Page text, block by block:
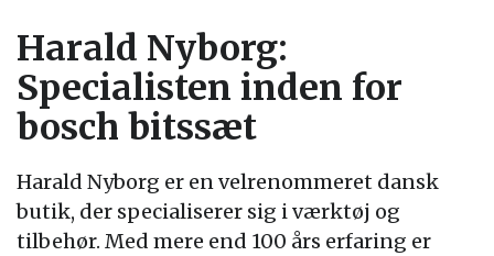
Harald Nyborg:
Specialisten inden for
bosch bitssæt
Harald Nyborg er en velrenommeret dansk
butik, der specialiserer sig i værktøj og
tilbehør. Med mere end 100 års erfaring er